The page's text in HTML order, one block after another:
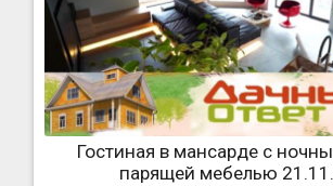
Гостиная в мансарде с
парящей мебелью